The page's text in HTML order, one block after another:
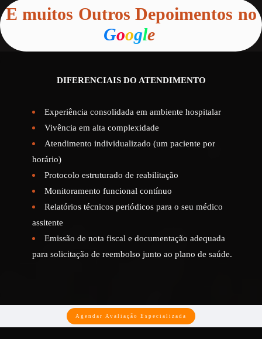
E muitos Outros Depoimentos no
Google
DIFERENCIAIS DO ATENDIMENTO
Experiência consolidada em ambiente hospitalar
Vivência em alta complexidade
Atendimento individualizado (um paciente por
horário)
Protocolo estruturado de reabilitação
Monitoramento funcional contínuo
Relatórios técnicos periódicos para o seu médico
assitente
Emissão de nota fiscal e documentação adequada
para solicitação de reembolso junto ao plano de saúde.
Agendar Avaliação Especializada